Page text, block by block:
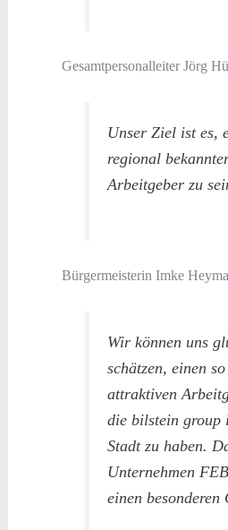
Gesamtpersonalleiter Jörg
Unser Ziel ist es,
regional
Arbeitgeber zu
Bürgermeisterin Imke
Wir können uns
schätzen, einen so
attraktiven
die bilstein group
Stadt zu haben.
Unternehmen
einen besonderen